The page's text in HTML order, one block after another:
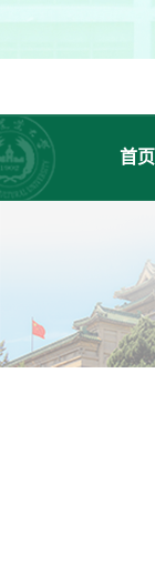
首页